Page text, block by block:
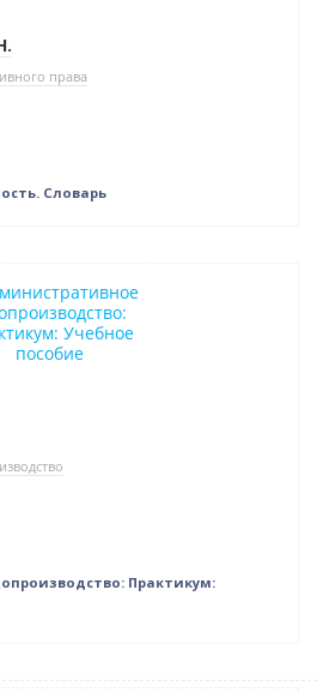
права
Словарь
Практикум: